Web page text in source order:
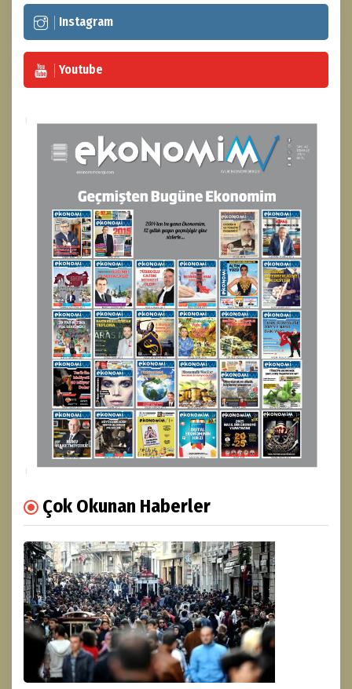
Instagram
Youtube
Çok Okunan Haberler